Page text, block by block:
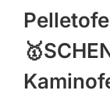
PROFIL